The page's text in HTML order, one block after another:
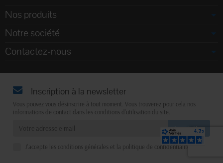
Nos produits
Notre société
Contactez-nous
Inscription à la newsletter
Vous pouvez vous désinscrire à tout moment. Vous trouverez pour cela nos
informations de contact dans les conditions d'utilisation du site.
J'accepte les conditions générales et la politique de confidentialité